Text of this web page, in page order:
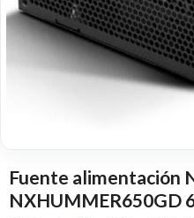
Fuente alimentación
NXHUMMER650GD